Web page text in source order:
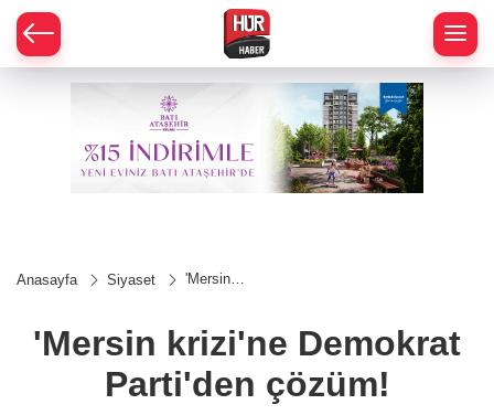
Anasayfa Siyaset
'Mersin
Parti'den
çözüm!
'Mersin krizi'ne Demokrat
Parti'den çözüm!